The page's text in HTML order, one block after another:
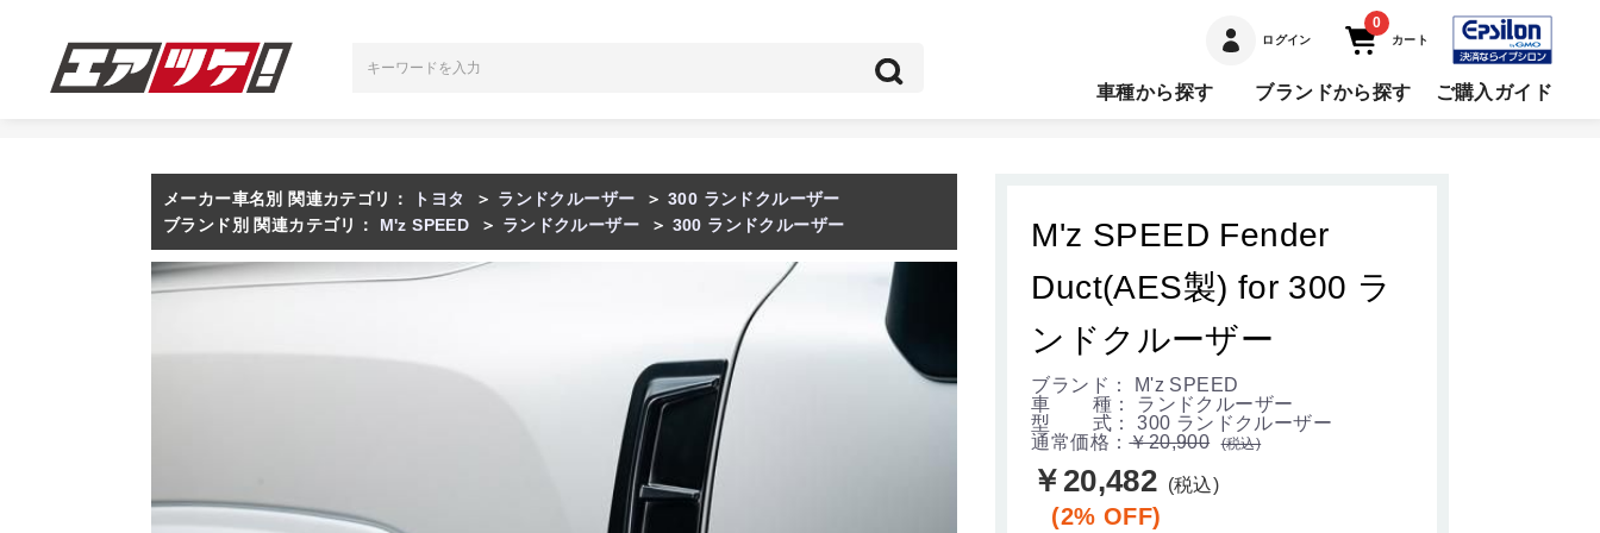
ログイン
0
カート
車種から探す ブランドから探す ご購入ガイド
メーカー車名別 関連カテゴリ： トヨタ ＞ ランドクルーザー ＞ 300 ランドクルーザー
ブランド別 関連カテゴリ：
M'z SPEED ＞ ランドクルーザー ＞ 300 ランドクルーザー
M'z SPEED Fender
Duct(AES製) for 300 ラ
ンドクルーザー
ブランド： M'z SPEED
車 種： ランドクルーザー
型 式： 300 ランドクルーザー
通常価格：￥20,900 (税込)
￥20,482 (税込)
(2% OFF)